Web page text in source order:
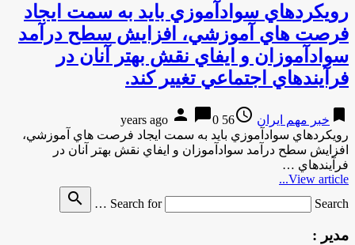
رويكردهاي سوادآموزي بايد به سمت ايجاد
فرصت هاي آموزشي، افزايش سطح درآمد
سوادآموزان و ايفاي نقش بهتر آنان در
فرآيندهاي اجتماعي تغيير كند.
bookmark خبر مهم ایران access_time
56 years ago
person chat_bubble0
رويكردهاي سوادآموزي بايد به سمت ايجاد فرصت هاي آموزشي،
افزايش سطح درآمد سوادآموزان و ايفاي نقش بهتر آنان در
فرآيندهاي …
View article...
Search for
Search …
search
مدیر :